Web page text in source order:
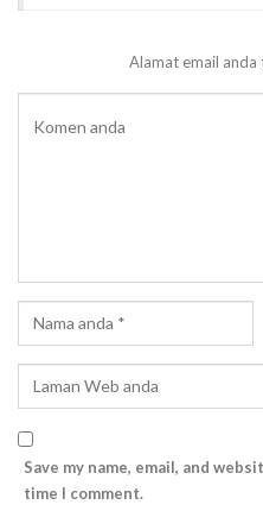
Alamat email anda
Save my name, email, and
time I comment.